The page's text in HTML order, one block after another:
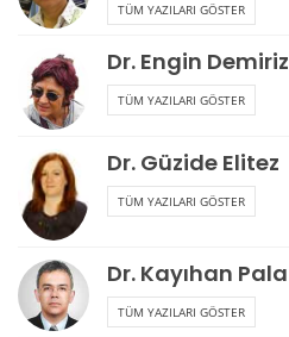
TÜM YAZILARI GÖSTER
Dr. Engin Demiriz
TÜM YAZILARI GÖSTER
Dr. Güzide Elitez
TÜM YAZILARI GÖSTER
Dr. Kayıhan Pala
TÜM YAZILARI GÖSTER